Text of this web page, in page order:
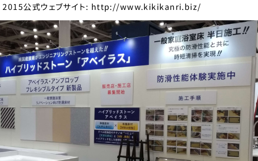
2015公式ウェブサイト: http://www.kikikanri.biz/